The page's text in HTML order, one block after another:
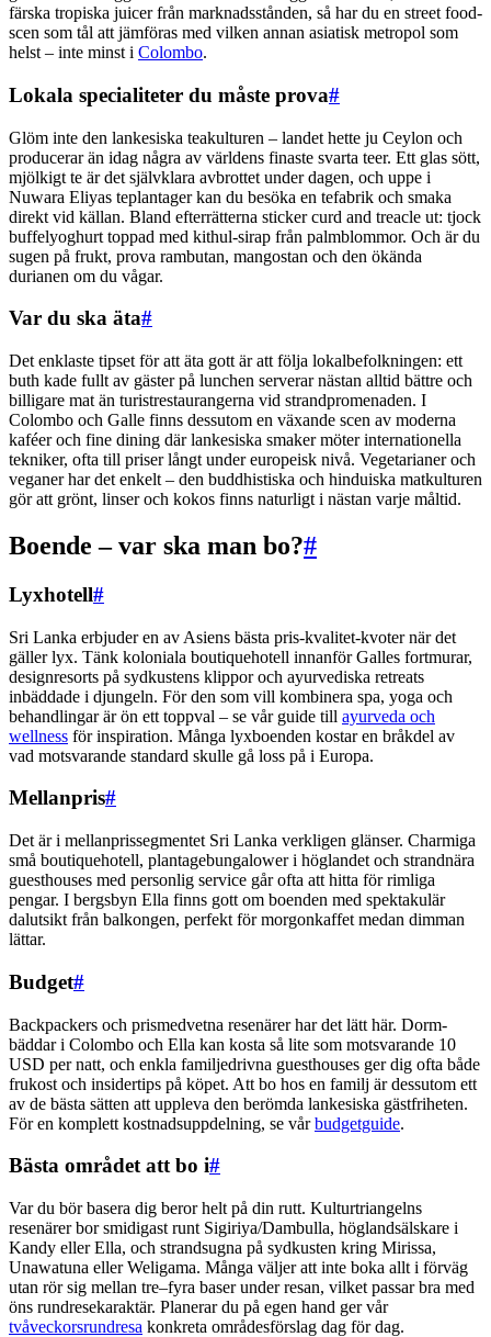
färska tropiska juicer från marknadsstånden, så har du en street food-
scen som tål att jämföras med vilken annan asiatisk metropol som
helst – inte minst i Colombo.
Lokala specialiteter du måste prova#
Glöm inte den lankesiska teakulturen – landet hette ju Ceylon och
producerar än idag några av världens finaste svarta teer. Ett glas sött,
mjölkigt te är det självklara avbrottet under dagen, och uppe i
Nuwara Eliyas teplantager kan du besöka en tefabrik och smaka
direkt vid källan. Bland efterrätterna sticker curd and treacle ut: tjock
buffelyoghurt toppad med kithul-sirap från palmblommor. Och är du
sugen på frukt, prova rambutan, mangostan och den ökända
durianen om du vågar.
Var du ska äta#
Det enklaste tipset för att äta gott är att följa lokalbefolkningen: ett
buth kade fullt av gäster på lunchen serverar nästan alltid bättre och
billigare mat än turistrestaurangerna vid strandpromenaden. I
Colombo och Galle finns dessutom en växande scen av moderna
kaféer och fine dining där lankesiska smaker möter internationella
tekniker, ofta till priser långt under europeisk nivå. Vegetarianer och
veganer har det enkelt – den buddhistiska och hinduiska matkulturen
gör att grönt, linser och kokos finns naturligt i nästan varje måltid.
Boende – var ska man bo?#
Lyxhotell#
Sri Lanka erbjuder en av Asiens bästa pris-kvalitet-kvoter när det
gäller lyx. Tänk koloniala boutiquehotell innanför Galles fortmurar,
designresorts på sydkustens klippor och ayurvediska retreats
inbäddade i djungeln. För den som vill kombinera spa, yoga och
behandlingar är ön ett toppval – se vår guide till ayurveda och
wellness för inspiration. Många lyxboenden kostar en bråkdel av
vad motsvarande standard skulle gå loss på i Europa.
Mellanpris#
Det är i mellanprissegmentet Sri Lanka verkligen glänser. Charmiga
små boutiquehotell, plantagebungalower i höglandet och strandnära
guesthouses med personlig service går ofta att hitta för rimliga
pengar. I bergsbyn Ella finns gott om boenden med spektakulär
dalutsikt från balkongen, perfekt för morgonkaffet medan dimman
lättar.
Budget#
Backpackers och prismedvetna resenärer har det lätt här. Dorm­
bäddar i Colombo och Ella kan kosta så lite som motsvarande 10
USD per natt, och enkla familjedrivna guesthouses ger dig ofta både
frukost och insidertips på köpet. Att bo hos en familj är dessutom ett
av de bästa sätten att uppleva den berömda lankesiska gästfriheten.
För en komplett kostnadsuppdelning, se vårbudgetguide.
Bästa området att bo i#
Var du bör basera dig beror helt på din rutt. Kulturtriangelns
resenärer bor smidigast runt Sigiriya/Dambulla, höglandsälskare i
Kandy eller Ella, och strandsugna på sydkusten kring Mirissa,
Unawatuna eller Weligama. Många väljer att inte boka allt i förväg
utan rör sig mellan tre–fyra baser under resan, vilket passar bra med
öns rundresekaraktär. Planerar du på egen hand ger vår
tvåveckorsrundresa konkreta områdesförslag dag för dag.